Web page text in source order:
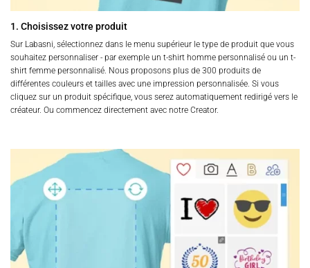
1. Choisissez votre produit
Sur Labasni, sélectionnez dans le menu supérieur le type de produit que vous
souhaitez personnaliser - par exemple un t-shirt homme personnalisé ou un t-
shirt femme personnalisé. Nous proposons plus de 300 produits de
différentes couleurs et tailles avec une impression personnalisée. Si vous
cliquez sur un produit spécifique, vous serez automatiquement redirigé vers le
créateur. Ou commencez directement avec notre Creator.